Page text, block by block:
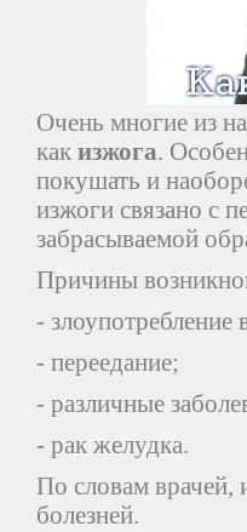
Очень многие из
как изжога.
покушать и
изжоги связано с
забрасываемой
Причины
-
- переедание;
- различные
- рак желудка.
По словам врачей,
болезней.